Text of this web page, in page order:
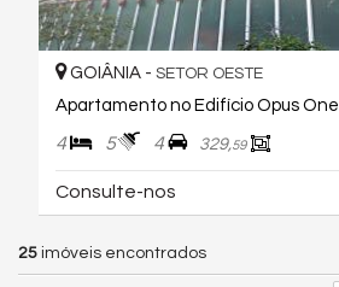
GOIÂNIA - SETOR OESTE
Apartamento no Edifício Opus One
4 5 4 329,59
Consulte-nos
25 imóveis encontrados